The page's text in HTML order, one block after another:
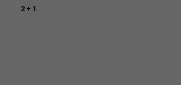
2 + 1